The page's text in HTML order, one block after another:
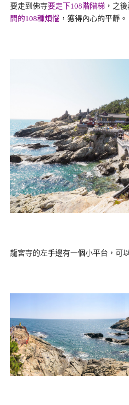
要走到佛寺要走下108階階梯 ，之
間的108種煩惱 ，獲得內心的平靜。
龍宮寺的左手邊有一個小平台，可